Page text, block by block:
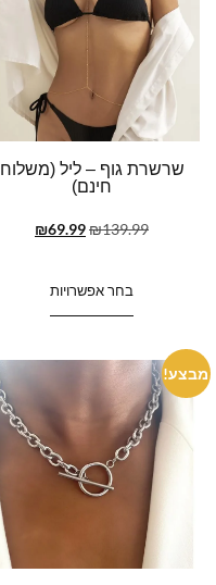
שרשרת גוף – ליל (משלוח
חינם)
₪139.99
₪69.99
בחר אפשרויות
מבצע!